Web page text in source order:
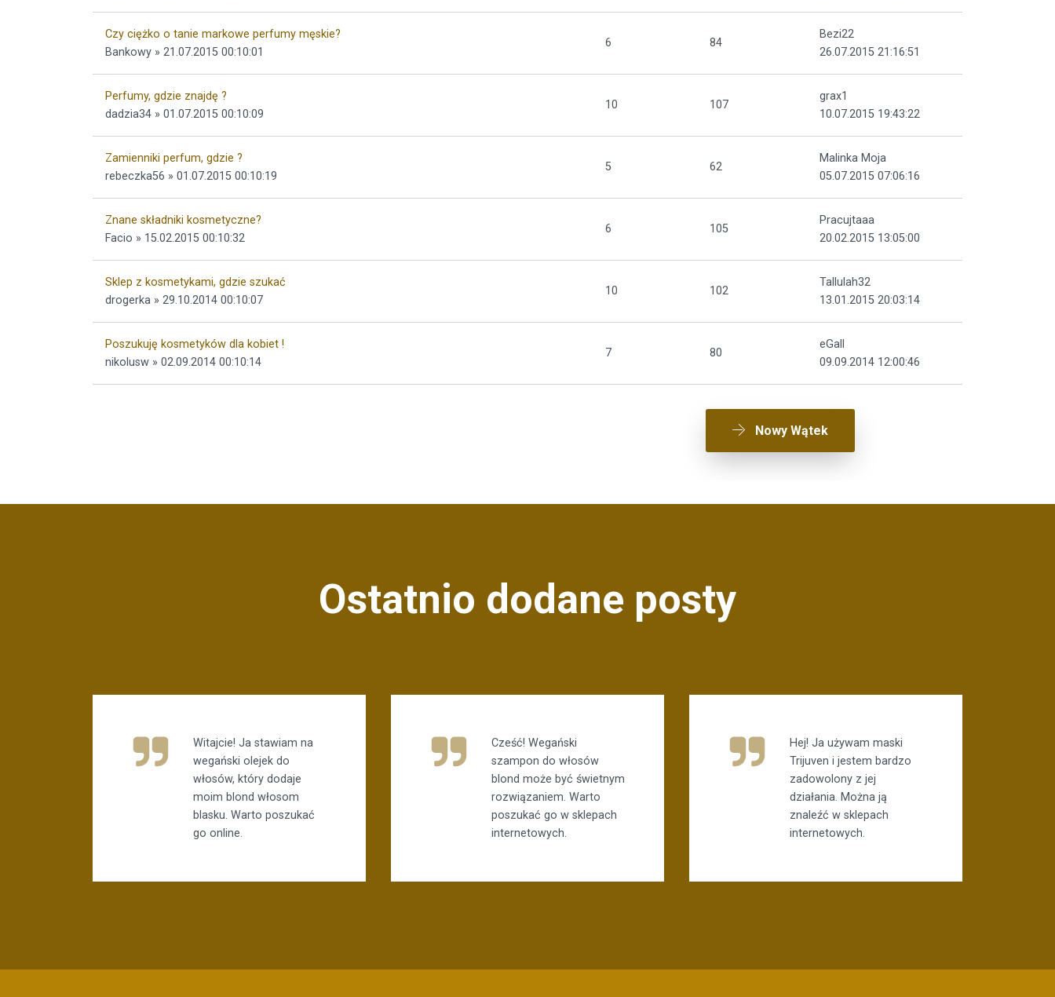
Czy ciężko o tanie markowe perfumy męskie?
Bankowy » 21.07.2015 00:10:01
6 84
Bezi22
26.07.2015 21:16:51
Perfumy, gdzie znajdę ?
dadzia34 » 01.07.2015 00:10:09
10 107
grax1
10.07.2015 19:43:22
Zamienniki perfum, gdzie ?
rebeczka56 » 01.07.2015 00:10:19
5 62
Malinka Moja
05.07.2015 07:06:16
Znane składniki kosmetyczne?
Facio » 15.02.2015 00:10:32
6 105
Pracujtaaa
20.02.2015 13:05:00
Sklep z kosmetykami, gdzie szukać
drogerka » 29.10.2014 00:10:07
10 102
Tallulah32
13.01.2015 20:03:14
Poszukuję kosmetyków dla kobiet !
nikolusw » 02.09.2014 00:10:14
7 80
eGall
09.09.2014 12:00:46
Nowy Wątek
Ostatnio dodane posty
Witajcie! Ja stawiam na
wegański olejek do
włosów, który dodaje
moim blond włosom
blasku. Warto poszukać
go online.
Cześć! Wegański
szampon do włosów
blond może być świetnym
rozwiązaniem. Warto
poszukać go w sklepach
internetowych.
Hej! Ja używam maski
Trijuven i jestem bardzo
zadowolony z jej
działania. Można ją
znaleźć w sklepach
internetowych.